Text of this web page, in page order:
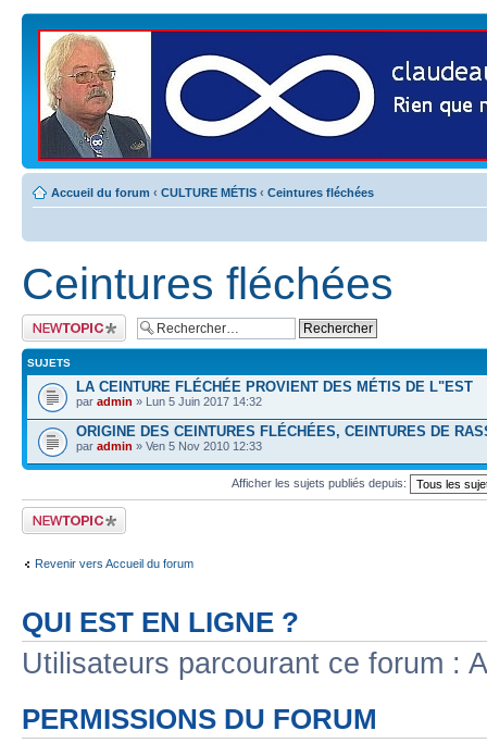
Accueil du forum ‹ CULTURE MÉTIS ‹ Ceintures fléchées
Ceintures fléchées
Publier un nouveau
sujet
SUJETS
LA CEINTURE FLÉCHÉE PROVIENT DES MÉTIS DE L"EST
par admin » Lun 5 Juin 2017 14:32
ORIGINE DES CEINTURES FLÉCHÉES, CEINTURES DE
par admin » Ven 5 Nov 2010 12:33
Afficher les sujets publiés depuis:
Publier un nouveau
sujet
Revenir vers Accueil du forum
QUI EST EN LIGNE ?
Utilisateurs parcourant ce forum :
PERMISSIONS DU FORUM